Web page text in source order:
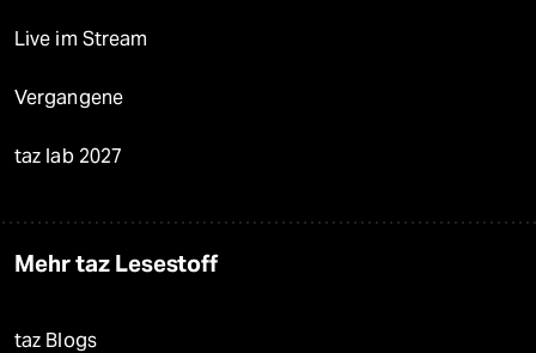
Live im Stream
Vergangene
taz lab 2027
Mehr taz Lesestoff
taz Blogs